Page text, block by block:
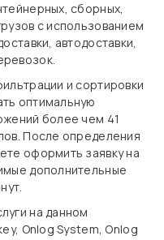
сборных,
с использованием
автодоставки,
и сортировки
оптимальную
более чем 41
После определения
оформить заявку на
дополнительные
на данном
Onlog System, Onlog